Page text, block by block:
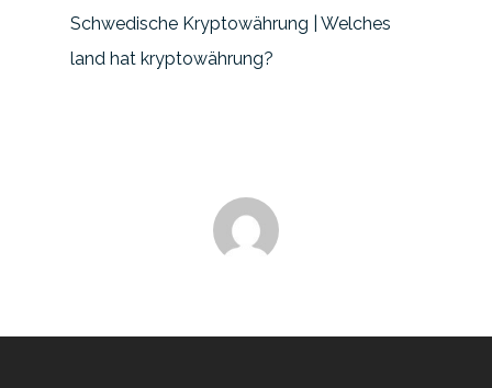
Schwedische Kryptowährung | Welches
land hat kryptowährung?